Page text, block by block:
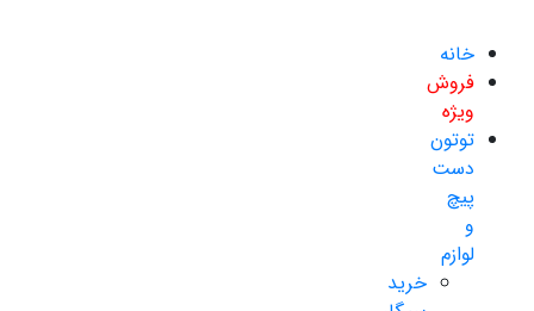
خانه
فروش
ویژه
توتون
دست
پیچ
و
لوازم
خرید